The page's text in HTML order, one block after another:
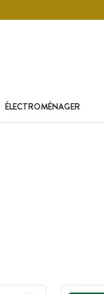
ÉLECTROMÉNAGER